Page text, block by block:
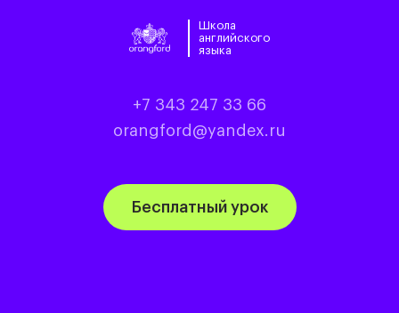
Школа
английского
языка
+7 343 247 33 66
orangford@yandex.ru
Бесплатный урок